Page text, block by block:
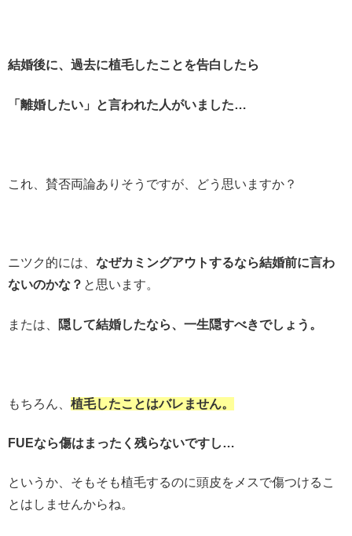
結婚後に、過去に植毛したことを告白したら
「離婚したい」と言われた人がいました…
これ、賛否両論ありそうですが、どう思いますか？
ニツク的には、 なぜカミングアウトするなら結婚前に言わ
ないのかな？ と思います。
または、 隠して結婚したなら、一生隠すべきでしょう。
もちろん、 植毛したことはバレません。
FUEなら傷はまったく残らないですし…
というか、そもそも植毛するのに頭皮をメスで傷つけるこ
とはしませんからね。